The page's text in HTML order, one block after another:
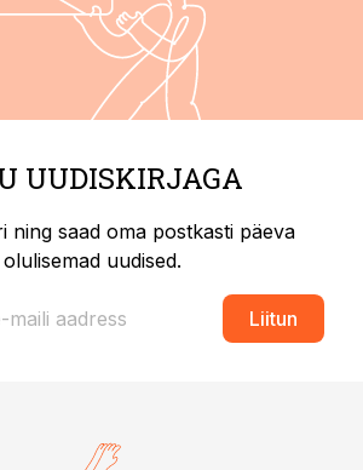
UUDISKIRJAGA
ning saad oma postkasti päeva
olulisemad uudised.
Liitun